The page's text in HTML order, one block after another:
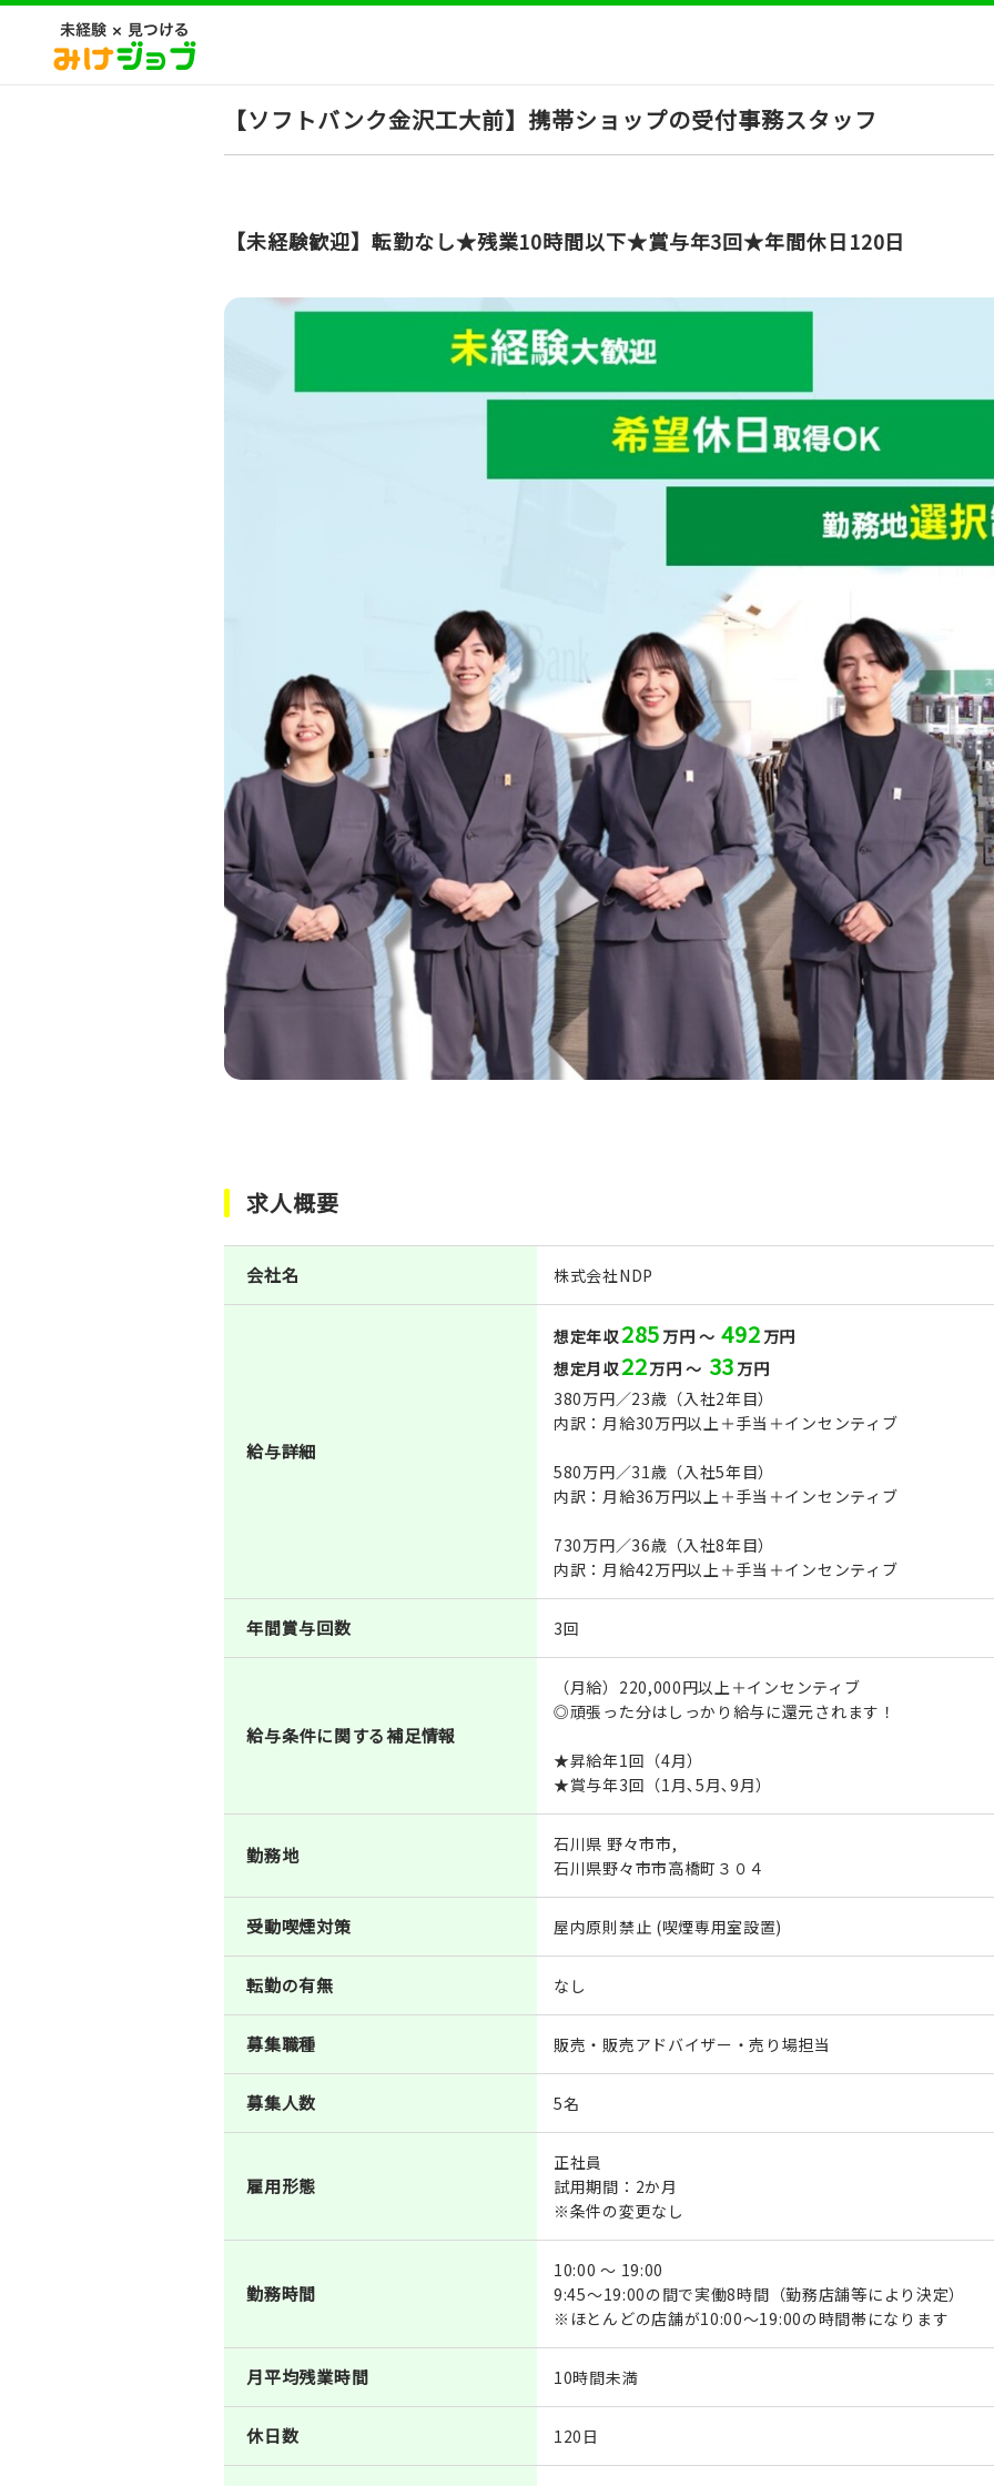
【ソフトバンク金沢工大前】携帯ショップの受付事務スタッフ
【未経験歓迎】転勤なし★残業10時間以下★賞与年3回★年間休日120日
求人概要
会社名 株式会社NDP
給与詳細
想定年収285 万円 ～ 492 万円
想定月収22万円 ～ 33 万円
380万円／23歳（入社2年目）
内訳：月給30万円以上＋手当＋インセンティブ
580万円／31歳（入社5年目）
内訳：月給36万円以上＋手当＋インセンティブ
730万円／36歳（入社8年目）
内訳：月給42万円以上＋手当＋インセンティブ
年間賞与回数 3回
給与条件に関する補足情報
（月給）220,000円以上＋インセンティブ
◎頑張った分はしっかり給与に還元されます！
★昇給年1回（4月）
★賞与年3回（1月､5月､9月）
勤務地
石川県 野々市市,
石川県野々市市高橋町３０４
受動喫煙対策 屋内原則禁止 (喫煙専用室設置)
転勤の有無 なし
募集職種 販売・販売アドバイザー・売り場担当
募集人数 5名
雇用形態
正社員
試用期間：2か月
※条件の変更なし
勤務時間
10:00 ～ 19:00
9:45～19:00の間で実働8時間（勤務店舗等により決定）
※ほとんどの店舗が10:00～19:00の時間帯になります
月平均残業時間 10時間未満
休日数 120日